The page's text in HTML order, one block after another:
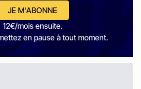
JE M'ABONNE
12€/mois ensuite.
en pause à tout moment.